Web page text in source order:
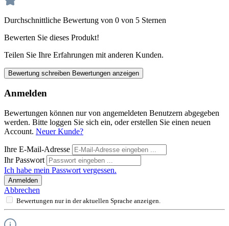
Durchschnittliche Bewertung von 0 von 5 Sternen
Bewerten Sie dieses Produkt!
Teilen Sie Ihre Erfahrungen mit anderen Kunden.
Bewertung schreiben Bewertungen anzeigen
Anmelden
Bewertungen können nur von angemeldeten Benutzern abgegeben
werden. Bitte loggen Sie sich ein, oder erstellen Sie einen neuen
Account. Neuer Kunde?
Ihre E-Mail-Adresse
Ihr Passwort
Ich habe mein Passwort vergessen.
Anmelden
Abbrechen
Bewertungen nur in der aktuellen Sprache anzeigen.